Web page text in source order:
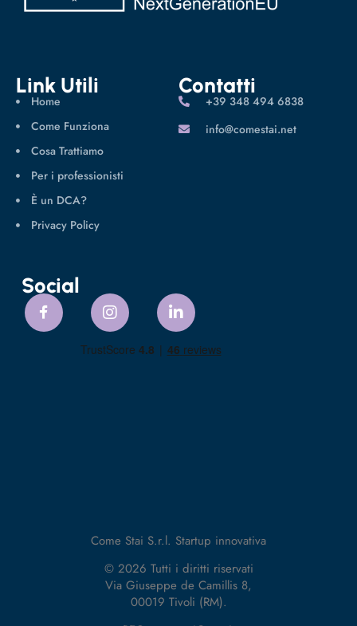
Link Utili
Home
Come Funziona
Cosa Trattiamo
Per i professionisti
È un DCA?
Privacy Policy
Contatti
‪+39 348 494 6838
info@comestai.net
Social
Come Stai S.r.l. Startup innovativa
© 2026 Tutti i diritti riservati
Via Giuseppe de Camillis 8,
00019 Tivoli (RM).